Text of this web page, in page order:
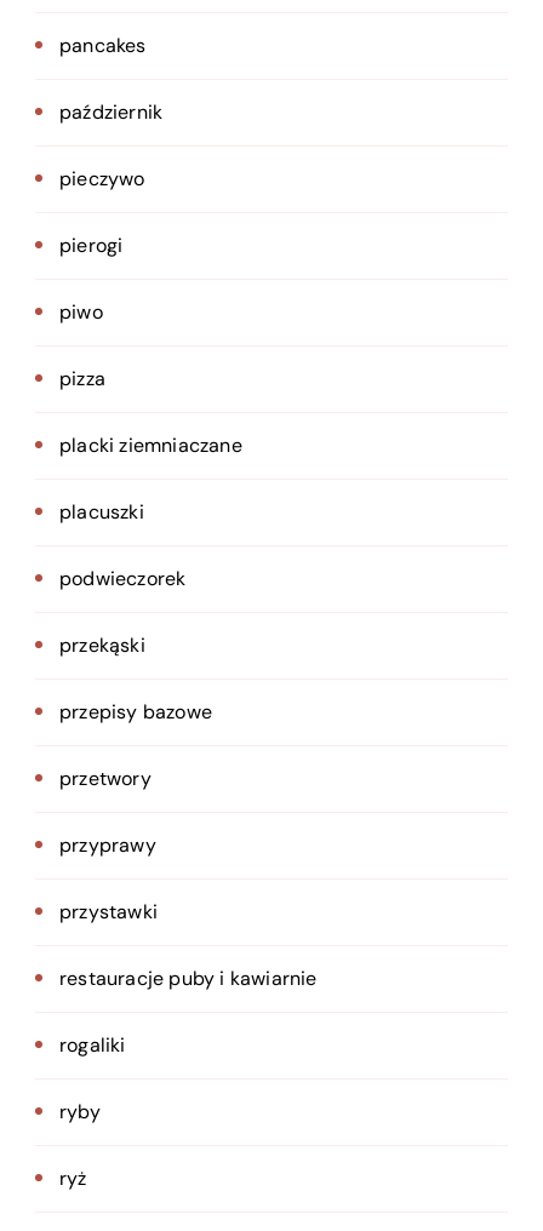
pancakes
październik
pieczywo
pierogi
piwo
pizza
placki ziemniaczane
placuszki
podwieczorek
przekąski
przepisy bazowe
przetwory
przyprawy
przystawki
restauracje puby i kawiarnie
rogaliki
ryby
ryż